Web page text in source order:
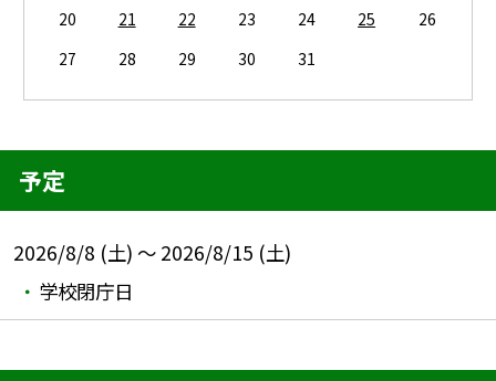
20
21 22 23 24 25
26
27
28 29 30 31
予定
2026/8/8 (土) ～ 2026/8/15 (土)
学校閉庁日